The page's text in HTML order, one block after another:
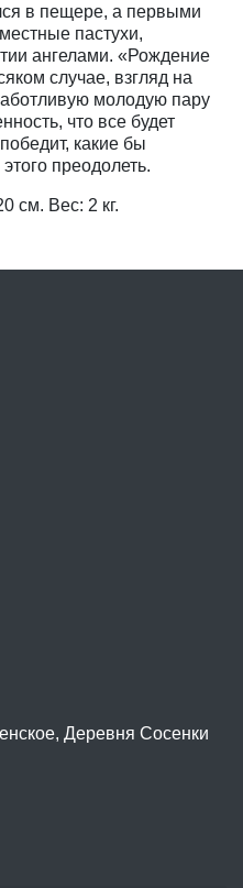
в пещере, а первыми
пастухи,
ангелами. «Рождение
случае, взгляд на
молодую пару
что все будет
какие бы
преодолеть.
см. Вес: 2 кг.
Деревня Сосенки